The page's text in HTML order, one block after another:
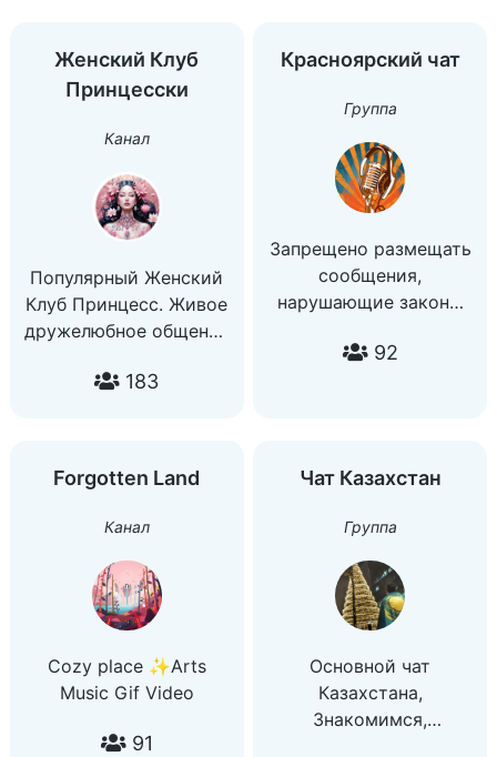
https://t.me/s/moskvy_vpisky/1356
Отношения &
Сексуальность. Автор
- Элла Четвертакова.
Врач. Для связи
пишите @sexolog4u
Женский Клуб
Принцесски
Канал
Популярный Женский
Клуб Принцесс. Живое
дружелюбное общение
актуальные темы:
Психология, Форум.
183
Красноярский чат
Группа
Запрещено размещать
сообщения,
нарушающие законы
общественной морали,
характера.
92
Forgotten Land
Канал
Cozy place ✨Arts
Music Gif Video
91
Чат Казахстан
Группа
Основной чат
Казахстана,
Знакомимся,